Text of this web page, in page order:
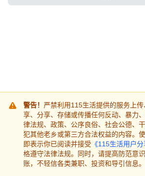
警告！ 严禁利用115生活提供的服务上
享、分享、存储或传播任何反动、暴力
律法规、政策、公序良俗、社会公德、
犯其他老乡或第三方合法权益的内容。
即表示你已阅读并接受 《115生活用户
格遵守法律法规。同时，请提高防范意
账，不轻信各类兼职、投资和导引信息。